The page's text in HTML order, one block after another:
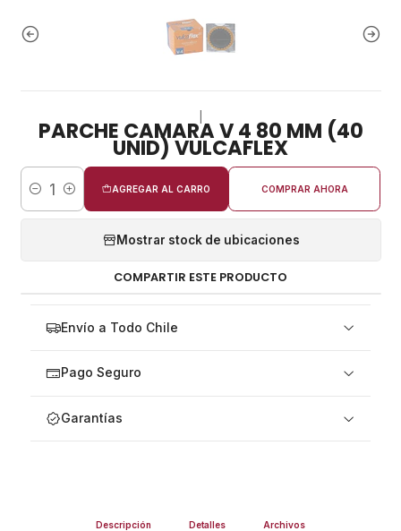
PARCHE CAMARA V 4 80 MM (40
UNID) VULCAFLEX
Cantidad
AGREGAR AL CARRO COMPRAR AHORA
Mostrar stock de ubicaciones
COMPARTIR ESTE PRODUCTO
Envío a Todo Chile
Pago Seguro
Garantías
Descripción Detalles Archivos